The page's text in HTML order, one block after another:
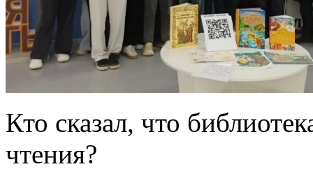
Кто сказал, что
чтения?